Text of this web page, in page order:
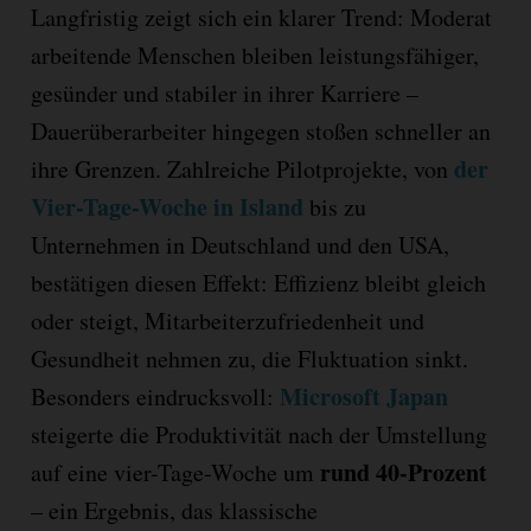
Langfristig zeigt sich ein klarer Trend: Moderat
arbeitende Menschen bleiben leistungsfähiger,
gesünder und stabiler in ihrer Karriere –
Dauerüberarbeiter hingegen stoßen schneller an
ihre Grenzen. Zahlreiche Pilotprojekte, von der
Vier-Tage-Woche in Island bis zu
Unternehmen in Deutschland und den USA,
bestätigen diesen Effekt: Effizienz bleibt gleich
oder steigt, Mitarbeiterzufriedenheit und
Gesundheit nehmen zu, die Fluktuation sinkt.
Besonders eindrucksvoll: Microsoft Japan
steigerte die Produktivität nach der Umstellung
auf eine vier-Tage-Woche um rund 40-Prozent
– ein Ergebnis, das klassische